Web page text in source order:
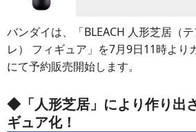
バンダイは、「BLEACH 人形芝居（
レ） フィギュア」を7月9日11時より
にて予約販売開始します。
◆「人形芝居」により作り出
ギュア化！